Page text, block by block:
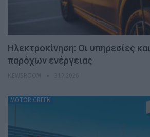
Ηλεκτροκίνηση: Οι υπηρεσίες
παρόχων ενέργειας
MOTOR GREEN